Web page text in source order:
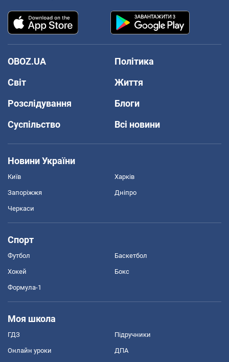
OBOZ.UA
Політика
Світ
Життя
Розслідування
Блоги
Суспільство
Всі новини
Новини України
Київ Харків
Запоріжжя Дніпро
Черкаси
Спорт
Футбол Баскетбол
Хокей Бокс
Формула-1
Моя школа
ГДЗ Підручники
Онлайн уроки ДПА